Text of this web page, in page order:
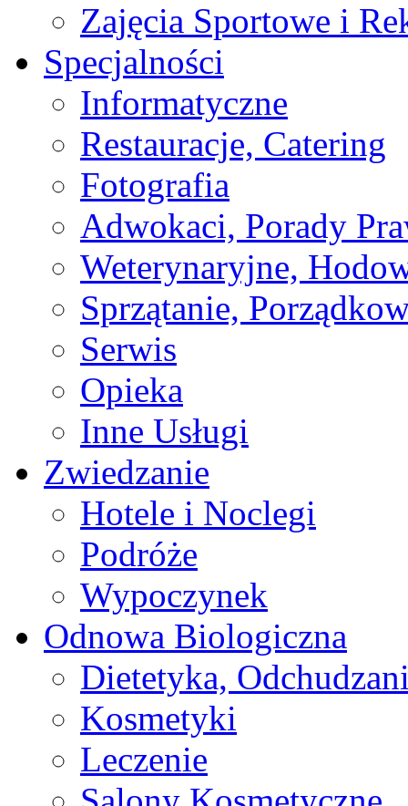
Zajęcia Sportowe i
Specjalności
Informatyczne
Restauracje, Catering
Fotografia
Adwokaci, Porady
Weterynaryjne,
Sprzątanie,
Serwis
Opieka
Inne Usługi
Zwiedzanie
Hotele i Noclegi
Podróże
Wypoczynek
Odnowa Biologiczna
Dietetyka,
Kosmetyki
Leczenie